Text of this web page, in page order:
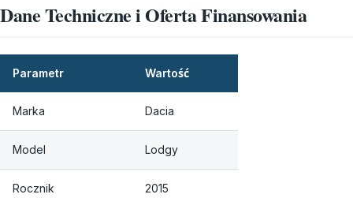
Dane Techniczne i Oferta Finansowania
Parametr Wartość
Marka Dacia
Model Lodgy
Rocznik 2015